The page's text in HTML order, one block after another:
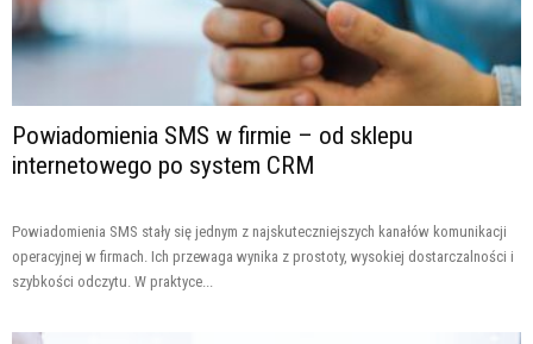
Powiadomienia SMS w firmie – od sklepu
internetowego po system CRM
Powiadomienia SMS stały się jednym z najskuteczniejszych kanałów komunikacji
operacyjnej w firmach. Ich przewaga wynika z prostoty, wysokiej dostarczalności i
szybkości odczytu. W praktyce...